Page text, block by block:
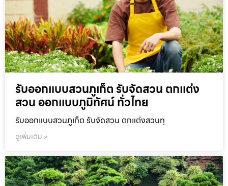
รับออกแบบสวนภูเก็ต รับจัดสวน ตกแต่ง
สวน ออกแบบภูมิทัศน์ ทั่วไทย
รับออกแบบสวนภูเก็ต รับจัดสวน ตกแต่งสวนทุ
ดูเพิ่มเติม »